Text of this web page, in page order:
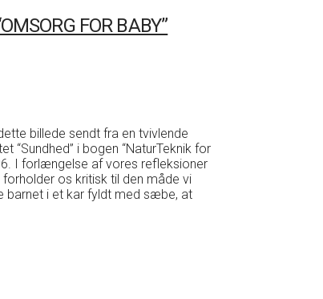
FOR BABY”
billede sendt fra en tvivlende
“Sundhed” i bogen “NaturTeknik for
I forlængelse af vores refleksioner
os kritisk til den måde vi
barnet i et kar fyldt med sæbe, at